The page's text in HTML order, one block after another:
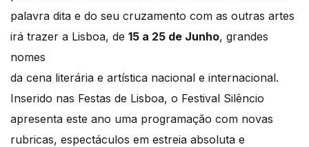
palavra dita e do seu cruzamento com as outras artes
irá trazer a Lisboa, de 15 a 25 de Junho, grandes
nomes
da cena literária e artística nacional e internacional.
Inserido nas Festas de Lisboa, o Festival Silêncio
apresenta este ano uma programação com novas
rubricas, espectáculos em estreia absoluta e